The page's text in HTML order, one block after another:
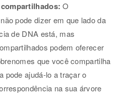
O
pode dizer em que lado da
de DNA está, mas
podem oferecer
que você compartilha
pode ajudá-lo a traçar o
na sua árvore